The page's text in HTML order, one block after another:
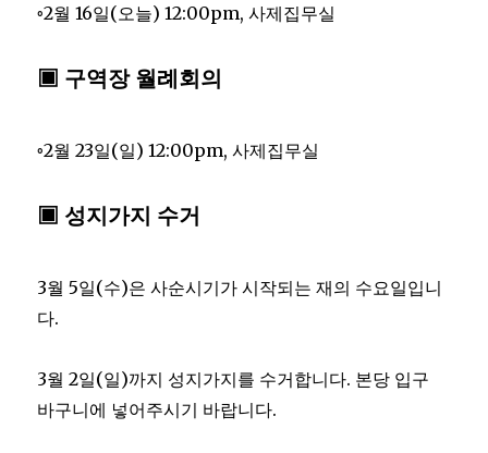
◦2월 16일(오늘) 12:00pm, 사제집무실
▣ 구역장 월례회의
◦2월 23일(일) 12:00pm, 사제집무실
▣ 성지가지 수거
3월 5일(수)은 사순시기가 시작되는 재의 수요일입니
다.
3월 2일(일)까지 성지가지를 수거합니다. 본당 입구
바구니에 넣어주시기 바랍니다.